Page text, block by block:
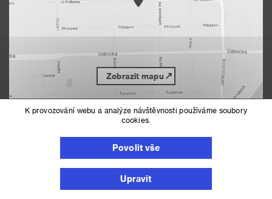
Zobrazit mapu
Nastavení cookies
© 2026 Městská část Praha 7
K provozování webu a analýze návštěvnosti používáme soubory
cookies.
Povolit vše
Upravit